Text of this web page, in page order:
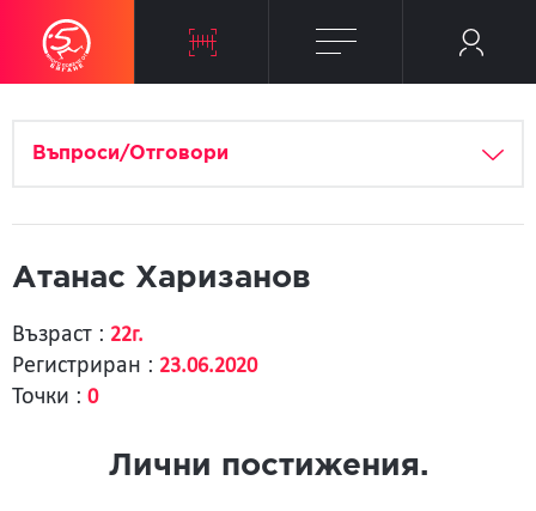
Въпроси/Отговори
Атанас Харизанов
Възраст : 22г.
Регистриран : 23.06.2020
Точки : 0
Лични постижения.